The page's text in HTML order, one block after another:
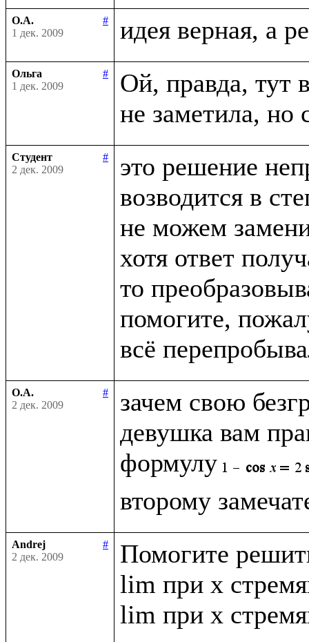
О.А.
#
1 дек. 2009
Ольга
#
1 дек. 2009
Ой, правда, тут
Студент
#
2 дек. 2009
это решение
возводится в
не можем
хотя ответ
то
помогите,
О.А.
#
2 дек. 2009
зачем свою
девушка вам
формулу
Andrej
#
2 дек. 2009
Помогите
lim при x